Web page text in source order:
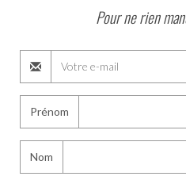
Pour ne rien
Prénom
Nom